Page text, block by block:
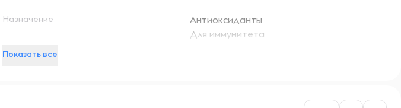
Назначение
Антиоксиданты
Для иммунитета
Показать все